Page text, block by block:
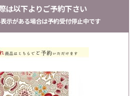
は以下よりご予約下さい
示がある場合は予約受付停止中です